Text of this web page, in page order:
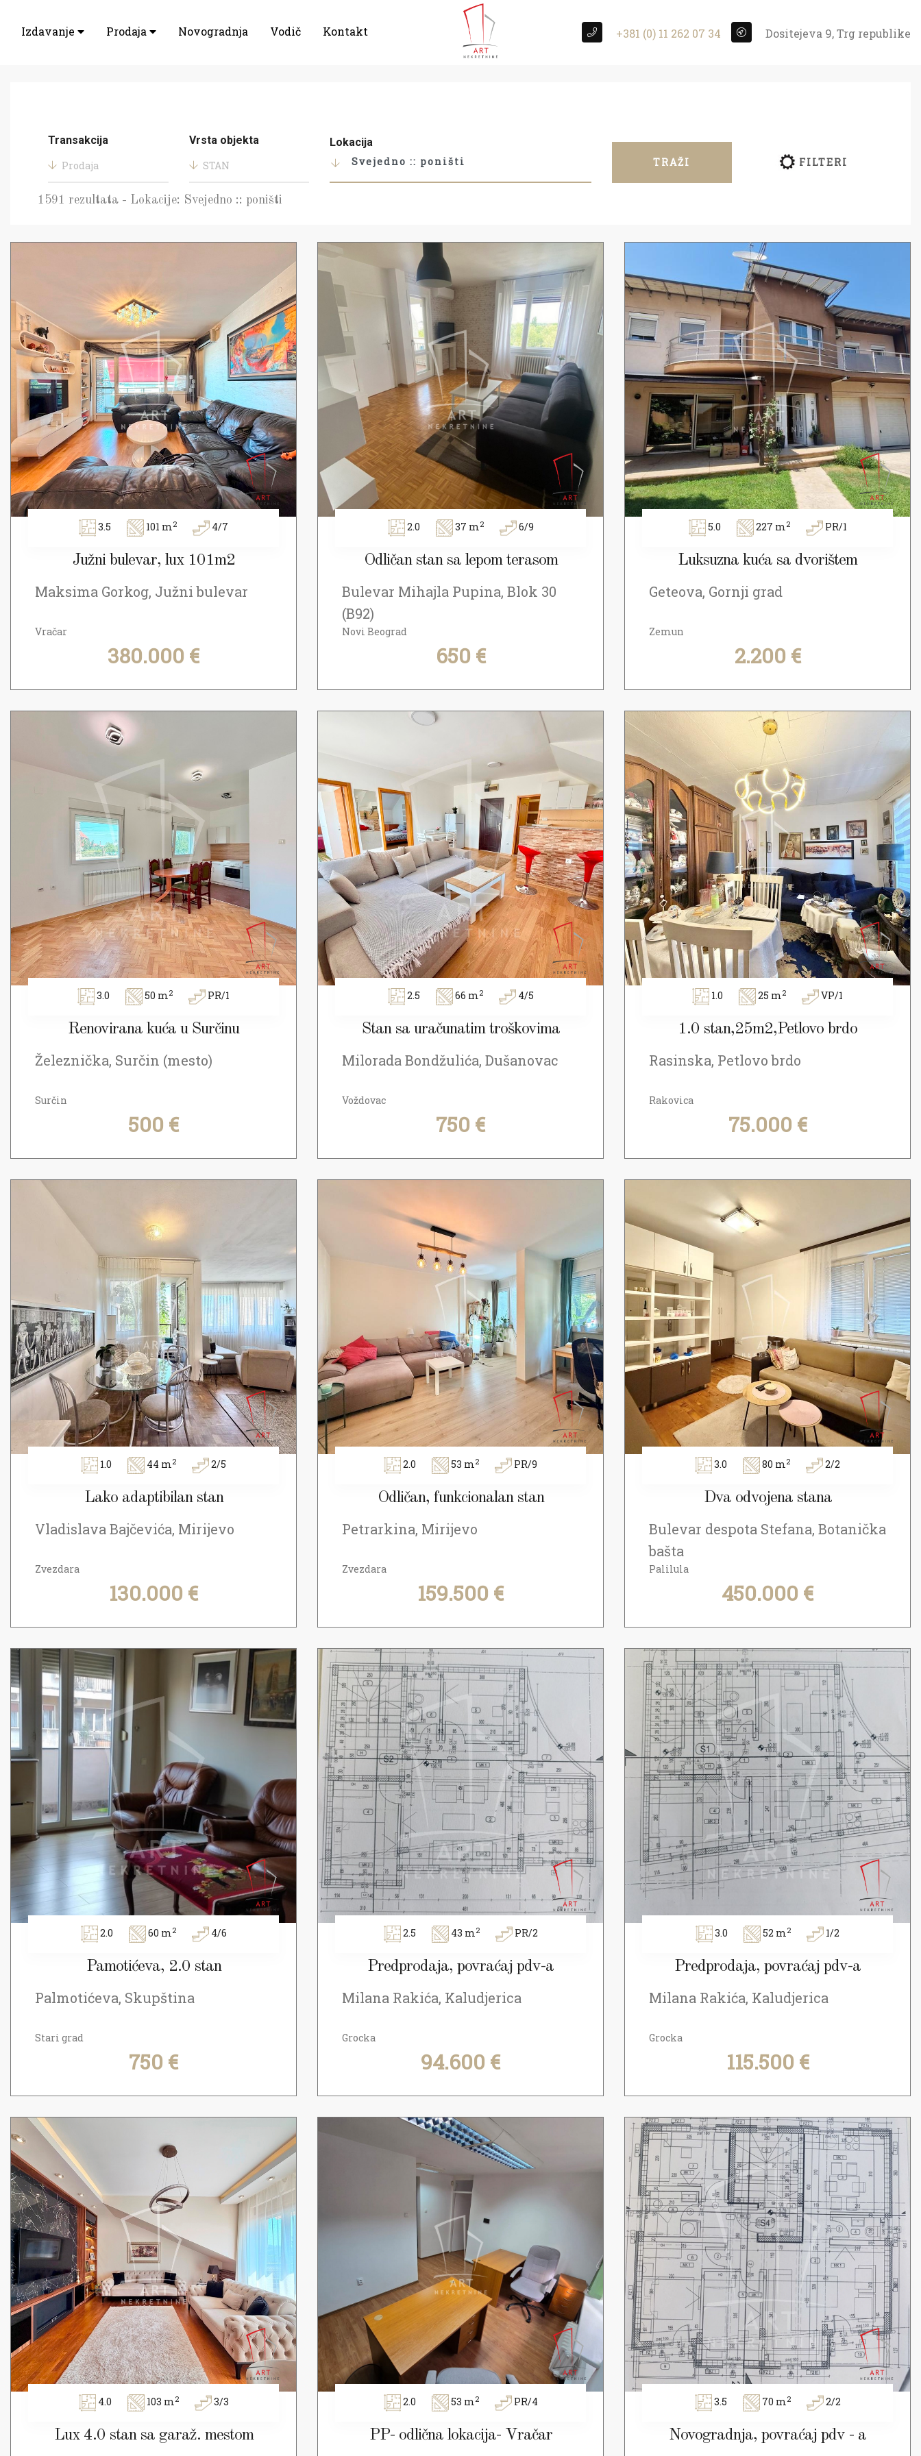
Izdavanje Prodaja Novogradnja Vodič Kontakt +381 (0) 11 262 07 34 Dositejeva 9, Trg republike
Transakcija
Prodaja
Vrsta objekta
STAN
Lokacija
Svejedno :: poništi
TRAŽI FILTERI
1591 rezultata - Lokacije: Svejedno :: poništi
3.5 101 m2 4/7
Južni bulevar, lux 101m2
Maksima Gorkog, Južni bulevar
Vračar
380.000 €
2.0 37 m2 6/9
Odličan stan sa lepom terasom
Bulevar Mihajla Pupina, Blok 30
(B92)
Novi Beograd
650 €
5.0 227 m2 PR/1
Luksuzna kuća sa dvorištem
Geteova, Gornji grad
Zemun
2.200 €
3.0 50 m2 PR/1
Renovirana kuća u Surčinu
Železnička, Surčin (mesto)
Surčin
500 €
2.5 66 m2 4/5
Stan sa uračunatim troškovima
Milorada Bondžulića, Dušanovac
Voždovac
750 €
1.0 25 m2 VP/1
1.0 stan,25m2,Petlovo brdo
Rasinska, Petlovo brdo
Rakovica
75.000 €
1.0 44 m2 2/5
Lako adaptibilan stan
Vladislava Bajčevića, Mirijevo
Zvezdara
130.000 €
2.0 53 m2 PR/9
Odličan, funkcionalan stan
Petrarkina, Mirijevo
Zvezdara
159.500 €
3.0 80 m2 2/2
Dva odvojena stana
Bulevar despota Stefana, Botanička
bašta
Palilula
450.000 €
2.0 60 m2 4/6
Pamotićeva, 2.0 stan
Palmotićeva, Skupština
Stari grad
750 €
2.5 43 m2 PR/2
Predprodaja, povraćaj pdv-a
Milana Rakića, Kaludjerica
Grocka
94.600 €
3.0 52 m2 1/2
Predprodaja, povraćaj pdv-a
Milana Rakića, Kaludjerica
Grocka
115.500 €
4.0 103 m2 3/3
Lux 4.0 stan sa garaž. mestom
2.0 53 m2 PR/4
PP- odlična lokacija- Vračar
3.5 70 m2 2/2
Novogradnja, povraćaj pdv - a